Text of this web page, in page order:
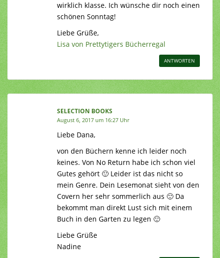
wirklich klasse. Ich wünsche dir noch einen
schönen Sonntag!
Liebe Grüße,
Lisa von Prettytigers Bücherregal
ANTWORTEN
SELECTION BOOKS
August 6, 2017 um 16:27 Uhr
Liebe Dana,
von den Büchern kenne ich leider noch
keines. Von No Return habe ich schon viel
Gutes gehört 🙂 Leider ist das nicht so
mein Genre. Dein Lesemonat sieht von den
Covern her sehr sommerlich aus 🙂 Da
bekommt man direkt Lust sich mit einem
Buch in den Garten zu legen 🙂
Liebe Grüße
Nadine